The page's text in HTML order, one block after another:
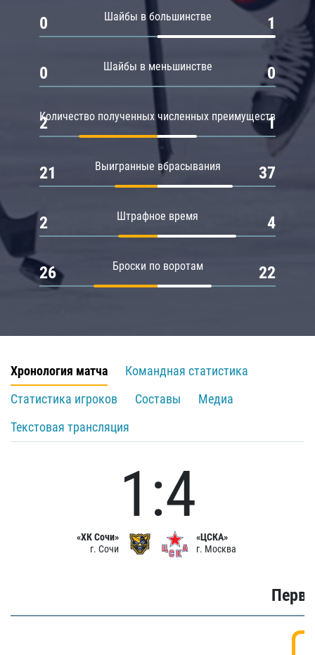
Шайбы в большинстве
0 1
Шайбы в меньшинстве
0 0
Количество полученных численных преимуществ
2 1
Выигранные вбрасывания
21 37
Штрафное время
2 4
Броски по воротам
26 22
Хронология матча
Командная статистика
Статистика игроков
Составы
Медиа
Текстовая трансляция
«ХК Сочи»
г. Сочи
1:4
«ЦСКА»
г. Москва